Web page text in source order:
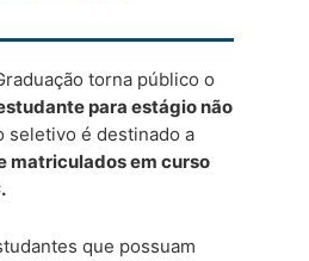
torna público o
para estágio não
seletivo é destinado a
matriculados em curso
que possuam